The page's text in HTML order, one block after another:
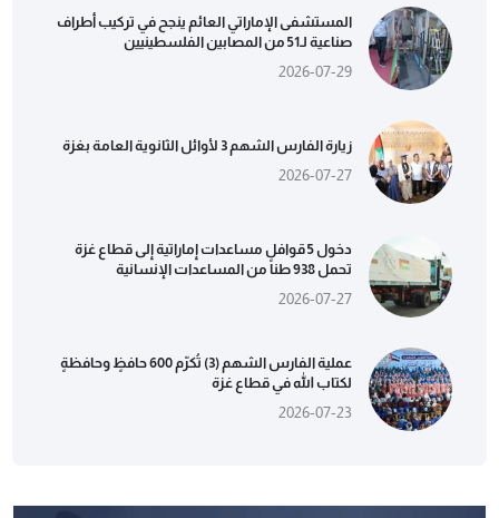
المستشفى الإماراتي العائم ينجح في تركيب أطراف
صناعية لـ51 من المصابين الفلسطينيين
2026-07-29
زيارة الفارس الشهم 3 لأوائل الثانوية العامة بغزة
2026-07-27
دخول 5 قوافل مساعدات إماراتية إلى قطاع غزة
تحمل 938 طناً من المساعدات الإنسانية
2026-07-27
عملية الفارس الشهم (3) تُكرّم 600 حافظٍ وحافظةٍ
لكتاب الله في قطاع غزة
2026-07-23